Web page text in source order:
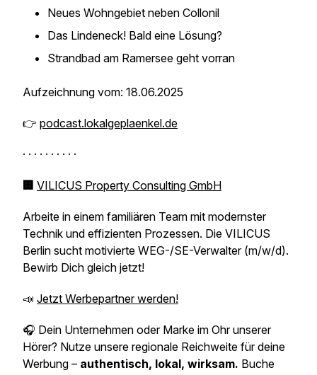
Neues Wohngebiet neben Collonil
Das Lindeneck! Bald eine Lösung?
Strandbad am Ramersee geht vorran
Aufzeichnung vom: 18.06.2025
👉 podcast.lokalgeplaenkel.de
· · · · · · · · · ·
🏢 VILICUS Property Consulting GmbH
Arbeite in einem familiären Team mit modernster
Technik und effizienten Prozessen. Die VILICUS
Berlin sucht motivierte WEG-/SE-Verwalter (m/w/d).
Bewirb Dich gleich jetzt!
📣 Jetzt Werbepartner werden!
🎧 Dein Unternehmen oder Marke im Ohr unserer
Hörer? Nutze unsere regionale Reichweite für deine
Werbung – authentisch, lokal, wirksam. Buche